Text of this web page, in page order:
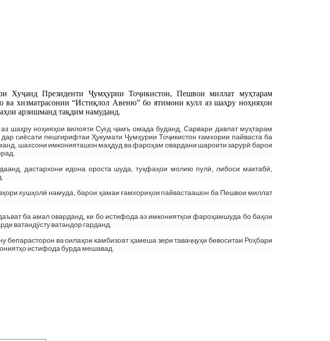
Хуҷанд Президенти Ҷумҳурии Тоҷикистон, Пешвои миллат муҳтарам
хизматрасонии “Истиқлол Авеню” бо ятимони кулл аз шаҳру ноҳияҳои
арзишманд тақдим намуданд.
шаҳру ноҳияҳои вилояти Суғд ҷамъ омада буданд, Сарвари давлат муҳтарам
сиёсати пешгирифтаи Ҳукумати Ҷумҳурии Тоҷикистон ғамхории пайваста ба
шахсони имконияташон маҳдуд ва фароҳам овардани шароити зарурӣ барои
дастархони идона ороста шуда, туҳфаҳои молию пулӣ, либоси мактабӣ,
хушҳолӣ намуда, барои ҳамаи ғамхориҳои пайвастаашон ба Пешвои миллат
ба амал оварданд, ки бо истифода аз имкониятҳои фароҳамшуда бо баҳои
ватандӯсту ватандор гарданд.
бепарасторон ва оилаҳои камбизоат ҳамеша зери таваҷҷуҳи бевоситаи Роҳбари
истифода бурда мешавад.